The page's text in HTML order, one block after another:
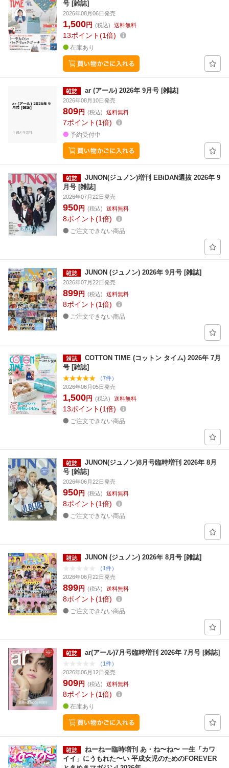
号 [雑誌]
2026年08月06日発売
1,500円 (税込) 送料無料
13ポイント 1倍
在庫あり
ar (アール) 2026年 9月号 [雑誌]
2026年08月10日発売
809円 (税込) 送料無料
7ポイント 1倍
予約受付中
JUNON(ジュノン)増刊 EBiDAN選抜 2026年 9
月号 [雑誌]
2026年07月22日発売
950円 (税込) 送料無料
8ポイント 1倍
ご注文できない商品
JUNON (ジュノン) 2026年 9月号 [雑誌]
2026年07月22日発売
899円 (税込) 送料無料
8ポイント 1倍
ご注文できない商品
COTTON TIME (コットン タイム) 2026年 7月
号 [雑誌]
（7件）
2026年06月05日発売
1,500円 (税込) 送料無料
13ポイント 1倍
ご注文できない商品
JUNON(ジュノン)8月号臨時増刊 2026年 8月
号 [雑誌]
2026年06月22日発売
950円 (税込) 送料無料
8ポイント 1倍
ご注文できない商品
JUNON (ジュノン) 2026年 8月号 [雑誌]
（1件）
2026年06月22日発売
899円 (税込) 送料無料
8ポイント 1倍
ご注文できない商品
ar(アール)7月号臨時増刊 2026年 7月号 [雑誌]
（1件）
2026年06月12日発売
909円 (税込) 送料無料
8ポイント 1倍
在庫あり
ねーねー臨時増刊 あ・ね〜ね〜 一生「カワ
イイ」にうもれた〜い 平成女児のためのFOREVER